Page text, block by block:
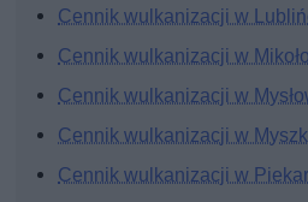
Cennik wulkanizacji w
Cennik wulkanizacji w
Cennik wulkanizacji w
Cennik wulkanizacji w
Cennik wulkanizacji w